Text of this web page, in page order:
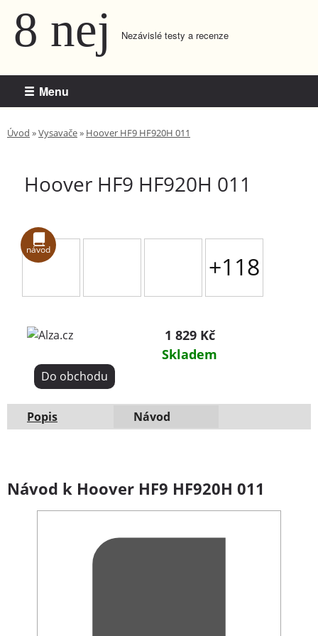
8 nej Nezávislé testy a recenze
Úvod »Vysavače» Hoover HF9 HF920H 011
Hoover HF9 HF920H 011
návod
+118
1 829 Kč
Skladem
Do obchodu
Popis Návod
Návod k Hoover HF9 HF920H 011
Menu